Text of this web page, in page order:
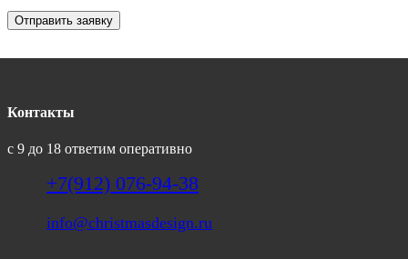
Отправить заявку
Контакты
с 9 до 18 ответим оперативно
+7(912) 076-94-38
info@christmasdesign.ru